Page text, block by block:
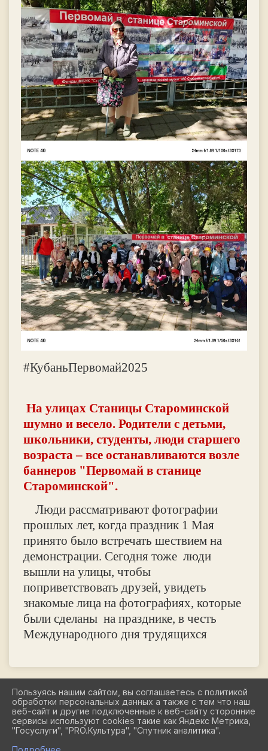
#КубаньПервомай2025
На улицах Станицы Староминской
шумно и весело. Родители с детьми,
школьники, студенты, люди старшего
возраста – все останавливаются возле
баннеров "Первомай в станице
Староминской".
Люди рассматривают фотографии
прошлых лет, когда праздник 1 Мая
принято было встречать шествием на
демонстрации. Сегодня тоже люди
вышли на улицы, чтобы
поприветствовать друзей, увидеть
знакомые лица на фотографиях, которые
были сделаны на празднике, в честь
Международного дня трудящихся
2026 Г. СТАРОМИНСКИЙ-МУЗЕЙ.РФ
ВХОД
КАРТА САЙТА
ПОЛИТИКА ОБРАБОТКИ ПЕРСОНАЛЬНЫХ ДАННЫХ
Пользуясь нашим сайтом, вы соглашаетесь с политикой
обработки персональных данных а также с тем что наш
веб-сайт и другие подключенные к веб-сайту сторонние
сервисы используют cookies такие как Яндекс Метрика,
"Госуслуги", "PRO.Культура", "Спутник аналитика".